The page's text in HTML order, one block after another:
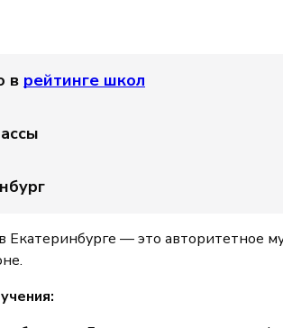
в рейтинге школ
Екатеринбурге — это авторитетное